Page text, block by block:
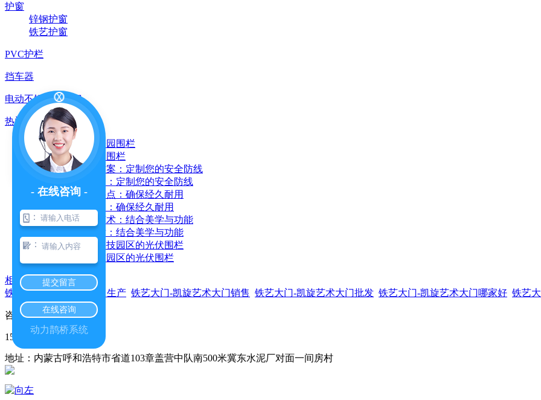
护窗
锌钢护窗
铁艺护窗
PVC护栏
挡车器
电动不锈钢伸缩门
热门推荐
四子王旗体育公园围栏
铸铁围栏施工方案：定制您的安全防线
铸铁围栏施工要点：确保经久耐用
铸铁围栏施工艺术：结合美学与功能
和林内蒙电力科技园区的光伏围栏
相关服务
铁艺大门-凯旋艺术大门 生产 铁艺大门-凯旋艺术大门销售 铁艺大门-凯旋艺术大门批发 铁艺大门-凯旋艺术大门哪家好 铁艺
咨询热线
150-3478-1700
地址：内蒙古呼和浩特市省道103章盖营中队南500米冀东水泥厂对面一间房村
- 在线咨询 -
：
：
提交留言
在线咨询
动力鹊桥系统